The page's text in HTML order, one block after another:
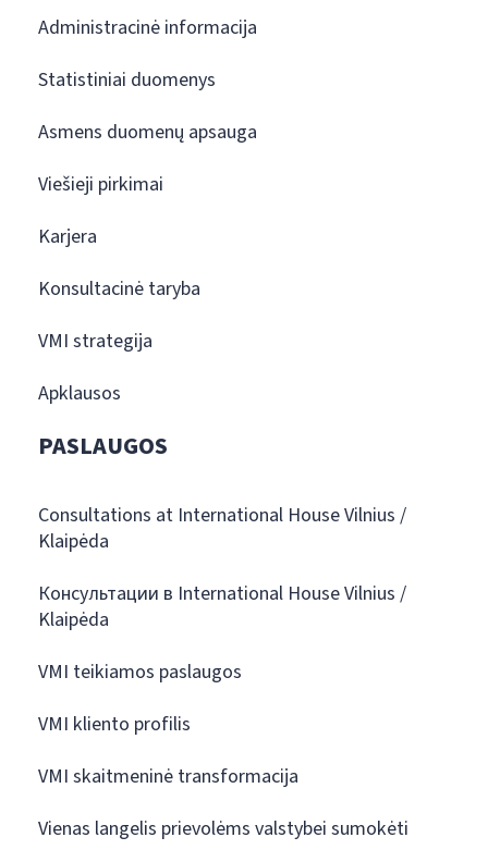
Administracinė informacija
Statistiniai duomenys
Asmens duomenų apsauga
Viešieji pirkimai
Karjera
Konsultacinė taryba
VMI strategija
Apklausos
PASLAUGOS
Consultations at International House Vilnius /
Klaipėda
Консультации в International House Vilnius /
Klaipėda
VMI teikiamos paslaugos
VMI kliento profilis
VMI skaitmeninė transformacija
Vienas langelis prievolėms valstybei sumokėti